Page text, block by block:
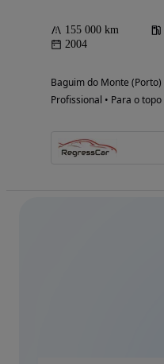
155 000 km
2004
Baguim do Monte (Porto)
Profissional • Para o topo